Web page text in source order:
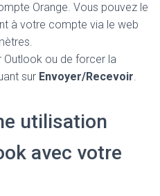
Orange. Vous pouvez le
à votre compte via le web
Outlook ou de forcer la
sur Envoyer/Recevoir.
utilisation
avec votre